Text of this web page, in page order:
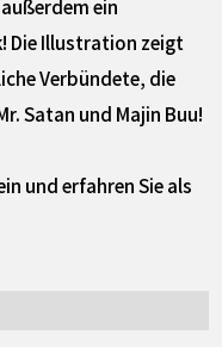
ein
Die Illustration zeigt
Verbündete, die
Satan und Majin Buu!
und erfahren Sie als